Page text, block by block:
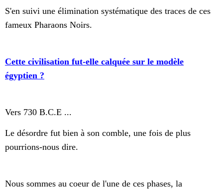
S'en suivi une élimination systématique des traces de ces
fameux Pharaons Noirs.
Cette civilisation fut-elle calquée sur le modèle
égyptien ?
Vers 730 B.C.E ...
Le désordre fut bien à son comble, une fois de plus
pourrions-nous dire.
Nous sommes au coeur de l'une de ces phases, la